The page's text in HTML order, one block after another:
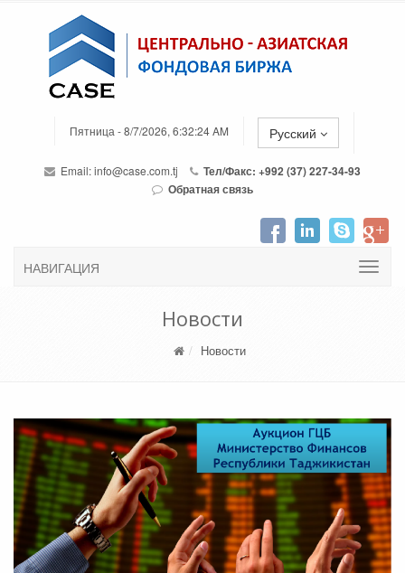
Пятница - 8/7/2026, 6:32:24 AM Русский
Email:info@case.com.tj
Тел/Факс: +992 (37) 227-34-93
Обратная связь
НАВИГАЦИЯ
Новости
Новости